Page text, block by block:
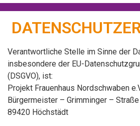
Verantwortliche Stelle im Sinne der
insbesondere der EU-
(DSGVO), ist:
Projekt Frauenhaus Nordschwaben
Bürgermeister – Grimminger –
89420 Höchstädt